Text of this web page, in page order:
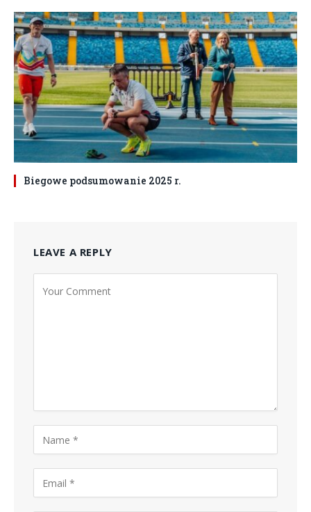
Biegowe podsumowanie 2025 r.
LEAVE A REPLY